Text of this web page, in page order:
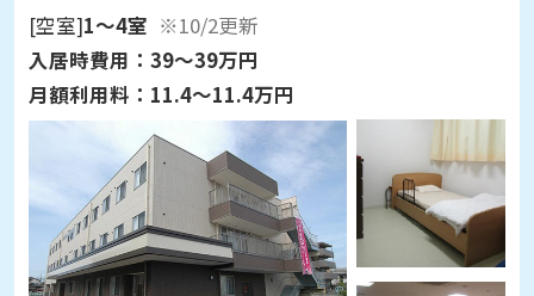
[空室]1～4室 ※10/2更新
入居時費用： 39～39万円
月額利用料： 11.4～11.4万円